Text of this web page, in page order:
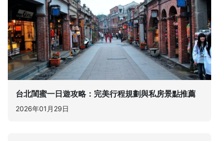
台北閨蜜一日遊攻略：完美行程規劃與私房景點推薦
2026年01月29日